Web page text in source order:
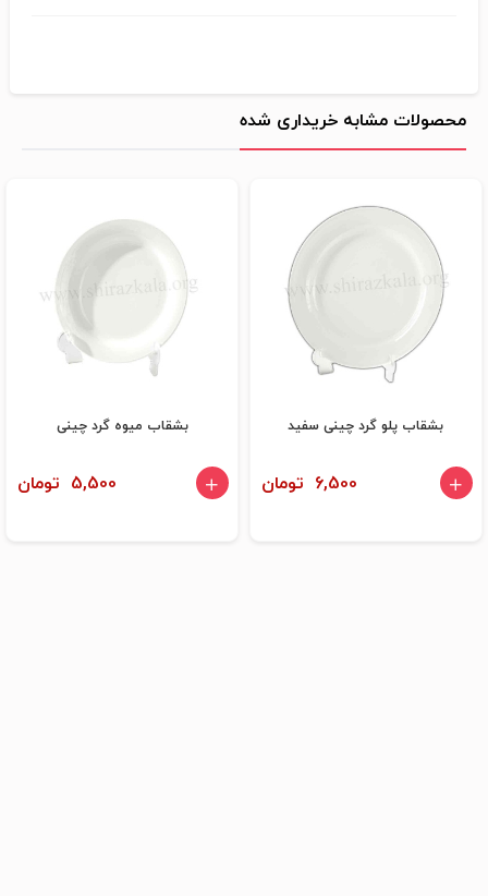
محصولات مشابه خریداری شده
بشقاب پلو گرد چینی سفید
6,500 تومان
بشقاب میوه گرد چینی
5,500 تومان